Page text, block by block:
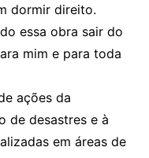
dormir direito.
essa obra sair do
mim e para toda
ações da
de desastres e à
em áreas de